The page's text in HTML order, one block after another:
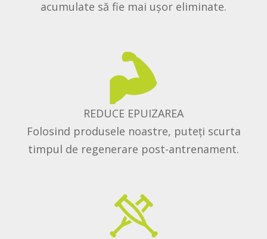
acumulate să fie mai ușor eliminate.
REDUCE EPUIZAREA
Folosind produsele noastre, puteți scurta
timpul de regenerare post-antrenament.